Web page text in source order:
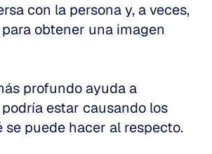
con la persona y, a veces,
obtener una imagen
profundo ayuda a
estar causando los
se puede hacer al respecto.